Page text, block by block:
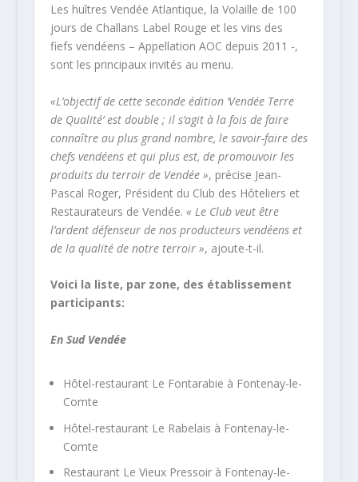
Les huîtres Vendée Atlantique, la Volaille de 100
jours de Challans Label Rouge et les vins des
fiefs vendéens – Appellation AOC depuis 2011 -,
sont les principaux invités au menu.
«L’objectif de cette seconde édition ‘Vendée Terre
de Qualité’ est double ; il s’agit à la fois de faire
connaître au plus grand nombre, le savoir-faire des
chefs vendéens et qui plus est, de promouvoir les
produits du terroir de Vendée », précise Jean-
Pascal Roger, Président du Club des Hôteliers et
Restaurateurs de Vendée. « Le Club veut être
l’ardent défenseur de nos producteurs vendéens et
de la qualité de notre terroir », ajoute-t-il.
Voici la liste, par zone, des établissement
participants:
En Sud Vendée
Hôtel-restaurant Le Fontarabie à Fontenay-le-
Comte
Hôtel-restaurant Le Rabelais à Fontenay-le-
Comte
Restaurant Le Vieux Pressoir à Fontenay-le-